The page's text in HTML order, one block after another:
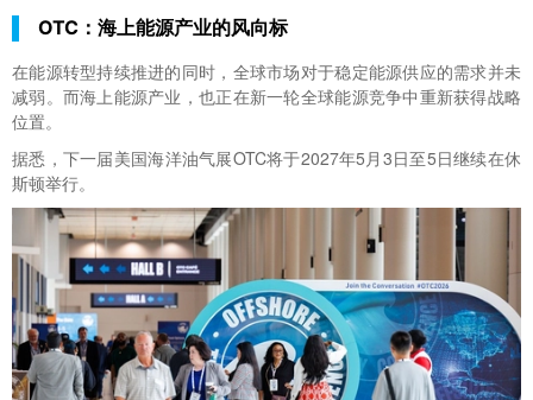
OTC：海上能源产业的风向标
在能源转型持续推进的同时，全球市场对于稳定能源供应的需求并未
减弱。而海上能源产业，也正在新一轮全球能源竞争中重新获得战略
位置。
据悉，下一届美国海洋油气展OTC将于2027年5月3日至5日继续在休
斯顿举行。